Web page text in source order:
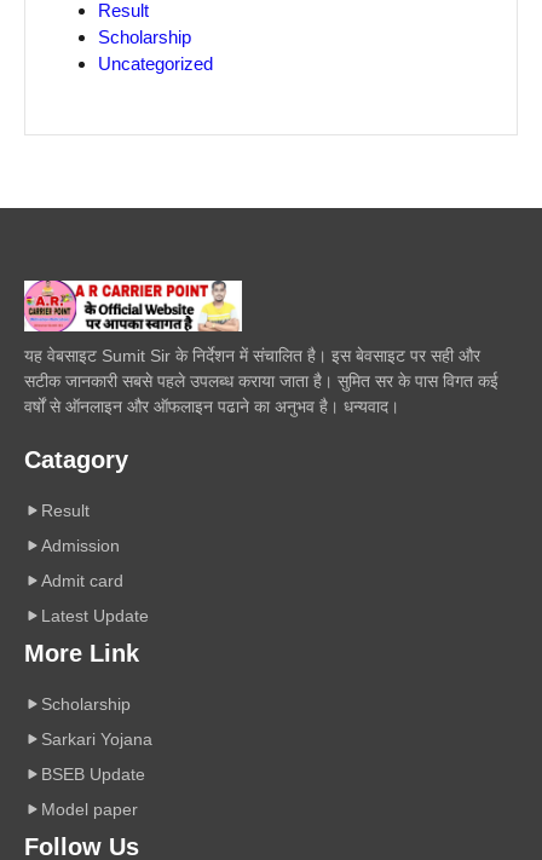
Result
Scholarship
Uncategorized
यह वेबसाइट Sumit Sir के निर्देशन में संचालित है। इस बेवसाइट पर सही और
सटीक जानकारी सबसे पहले उपलब्ध कराया जाता है। सुमित सर के पास विगत कई
वर्षों से ऑनलाइन और ऑफलाइन पढाने का अनुभव है। धन्यवाद।
Catagory
Result
Admission
Admit card
Latest Update
More Link
Scholarship
Sarkari Yojana
BSEB Update
Model paper
Follow Us